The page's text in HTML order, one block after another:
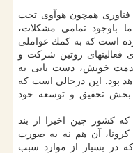
همچون هوآوی تحت
باوجود تمامی مشكلات،
است كه به كمك عواملی
فعالیتهای روتین شركت و
خویش، دست یابی به
بود. این درحالی است كه
بخش تحقیق و توسعه خود
كشور چین اخیرا از بند
آن هم نه به صورت
در بسیار از موارد سبب